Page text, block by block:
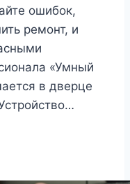
ошибок,
ремонт, и
«Умный
в дверце